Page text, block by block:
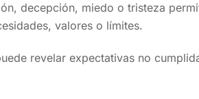
decepción, miedo o tristeza
valores o límites.
revelar expectativas no